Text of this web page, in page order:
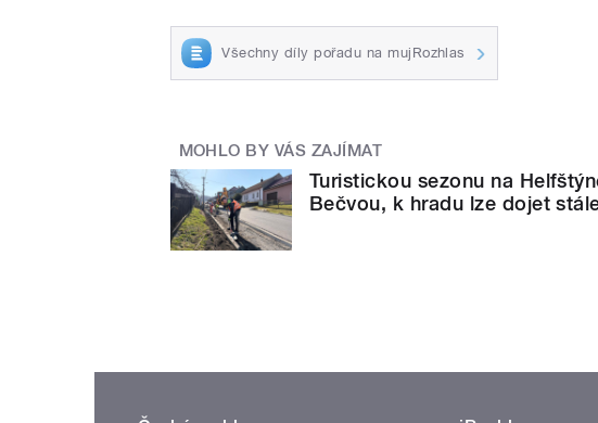
Všechny díly pořadu na mujRozhlas
MOHLO BY VÁS ZAJÍMAT
Turistickou sezonu na
Bečvou, k hradu lze dojet